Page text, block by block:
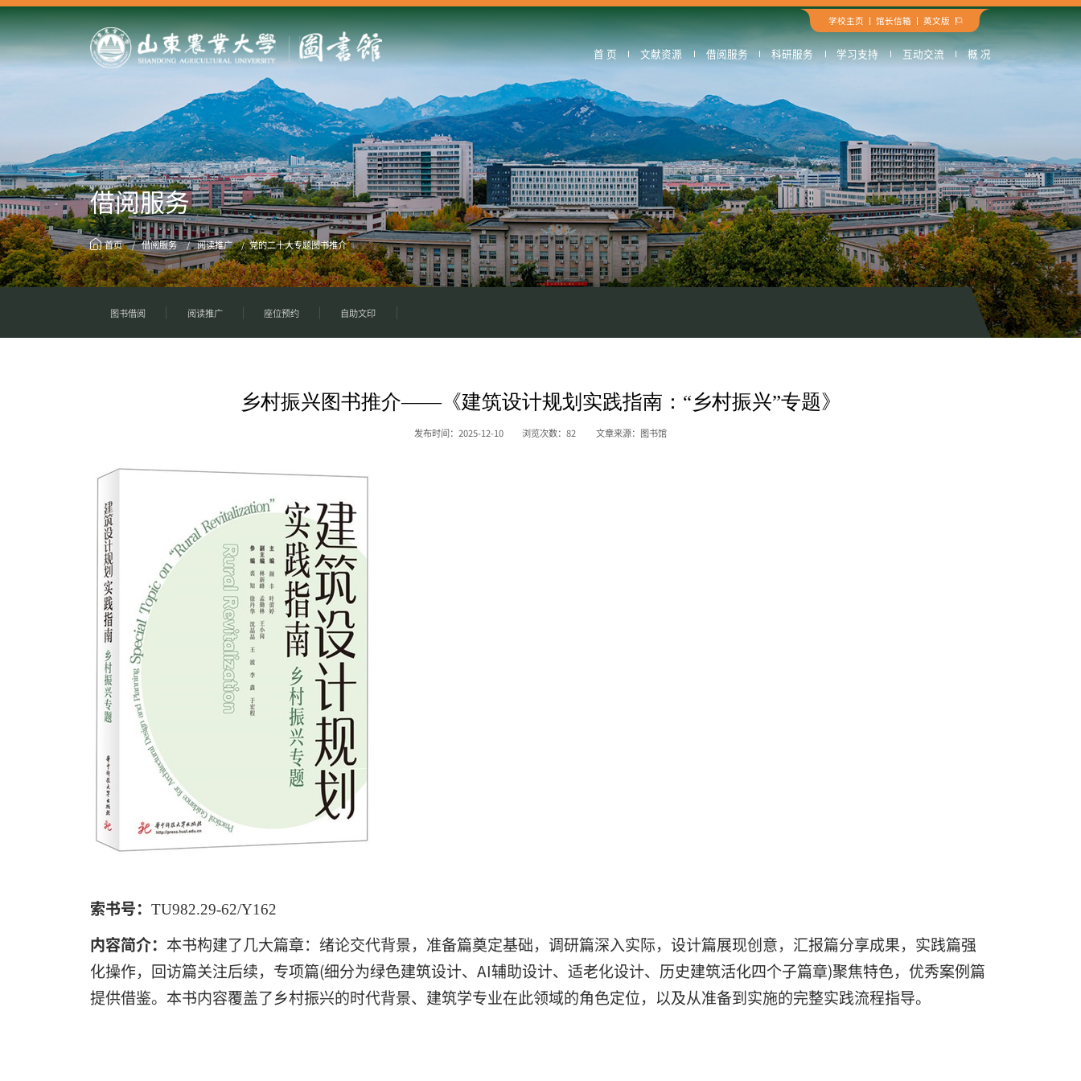
学校主页 馆长信箱 英文版
首 页 文献资源 借阅服务 科研服务 学习支持 互动交流 概 况
借阅服务
首页 借阅服务 阅读推广 党的二十大专题图书推介
图书借阅 阅读推广 座位预约 自助文印
乡村振兴图书推介——《建筑设计规划实践指南：“乡村振兴”专题》
发布时间：2025-12-10 浏览次数： 82 文章来源：图书馆
索书号： TU982.29-62/Y162
内容简介： 本书构建了几大篇章：绪论交代背景，准备篇奠定基础，调研篇深入实际，设计篇展现创意，汇报篇分享成果，实践篇强
化操作，回访篇关注后续，专项篇(细分为绿色建筑设计、 AI辅助设计、适老化设计、历史建筑活化四个子篇章)聚焦特色，优秀案例篇
提供借鉴。本书内容覆盖了乡村振兴的时代背景、建筑学专业在此领域的角色定位，以及从准备到实施的完整实践流程指导。